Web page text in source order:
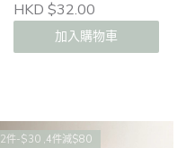
HKD $32.00
加入購物車
2件-$30 ,4件減$80